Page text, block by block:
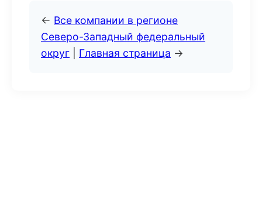
← Все компании в регионе
Северо-Западный федеральный
округ
Главная страница →